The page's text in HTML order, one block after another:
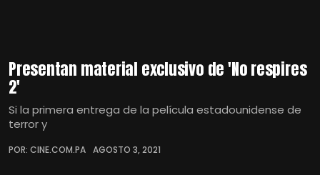
Presentan material exclusivo de 'No respires
2'
Si la primera entrega de la película estadounidense de
terror y
POR: CINE.COM.PA AGOSTO 3, 2021